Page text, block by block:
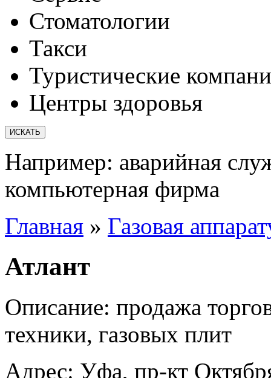
Стоматологии
Такси
Туристические
Центры здоровья
Например: аварийная
компьютерная фирма
Главная » Газовая
Атлант
Описание: продажа
техники, газовых плит
Адрес: Уфа, пр-кт